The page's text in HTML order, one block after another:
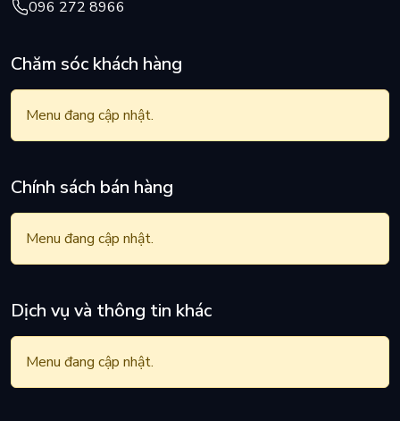
lúc, phù hợp cho các cụm dây nguồn, dây màn hình hoặc khu
tiếp, tránh thất lạc dây.
Giúp không gian làm việc
Ngăn nắp, gọn gàng
096 272 8966
Chăm sóc khách hàng
Menu đang cập nhật.
Chính sách bán hàng
Menu đang cập nhật.
Dịch vụ và thông tin khác
Menu đang cập nhật.